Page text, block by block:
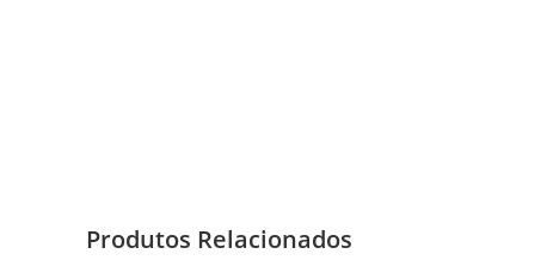
Produtos Relacionados